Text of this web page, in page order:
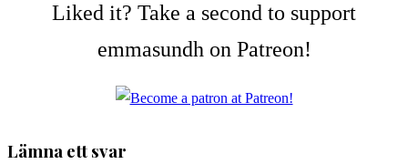
Liked it? Take a second to support
emmasundh on Patreon!
Lämna ett svar